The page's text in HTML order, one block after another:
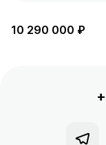
10 290 000 ₽